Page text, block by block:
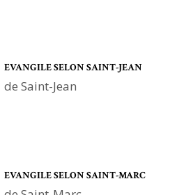
EVANGILE SELON SAINT-JEAN
de Saint-Jean
EVANGILE SELON SAINT-MARC